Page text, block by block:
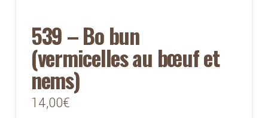
539 – Bo bun
(vermicelles au bœuf et
nems)
14,00€